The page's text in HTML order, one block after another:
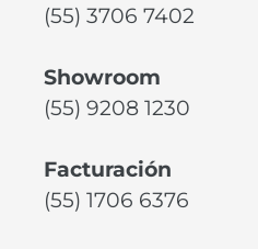
(55) 3706 7402
Showroom
(55) 9208 1230
Facturación
(55) 1706 6376